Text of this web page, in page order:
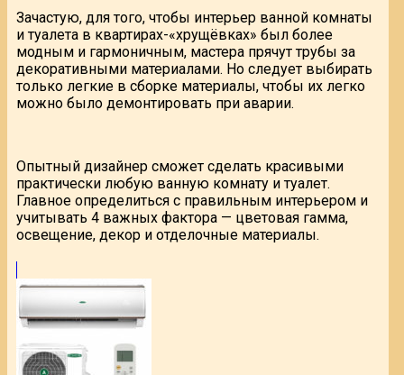
Зачастую, для того, чтобы интерьер ванной комнаты
и туалета в квартирах-«хрущёвках» был более
модным и гармоничным, мастера прячут трубы за
декоративными материалами. Но следует выбирать
только легкие в сборке материалы, чтобы их легко
можно было демонтировать при аварии.
Опытный дизайнер сможет сделать красивыми
практически любую ванную комнату и туалет.
Главное определиться с правильным интерьером и
учитывать 4 важных фактора — цветовая гамма,
освещение, декор и отделочные материалы.